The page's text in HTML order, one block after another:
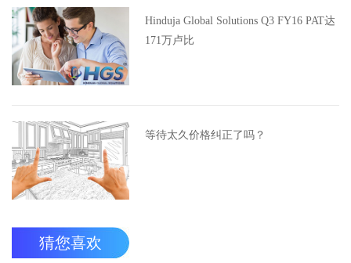
Hinduja Global Solutions Q3 FY16 PAT达
171万卢比
等待太久价格纠正了吗？
猜您喜欢